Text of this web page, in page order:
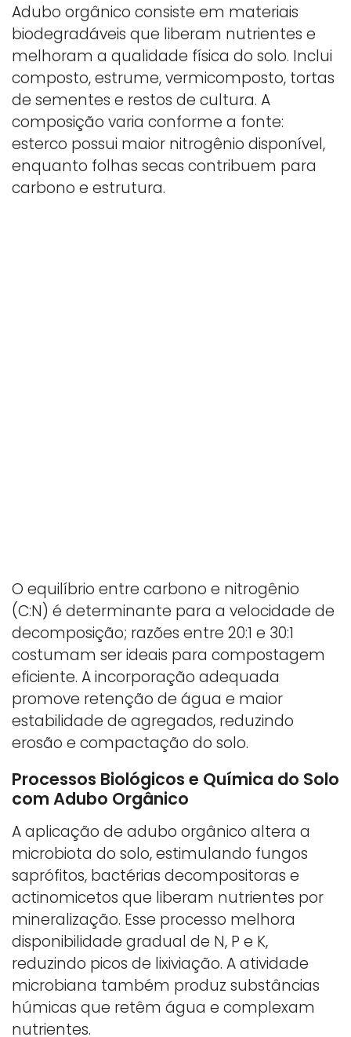
Adubo orgânico consiste em materiais
biodegradáveis que liberam nutrientes e
melhoram a qualidade física do solo. Inclui
composto, estrume, vermicomposto, tortas
de sementes e restos de cultura. A
composição varia conforme a fonte:
esterco possui maior nitrogênio disponível,
enquanto folhas secas contribuem para
carbono e estrutura.
O equilíbrio entre carbono e nitrogênio
(C:N) é determinante para a velocidade de
decomposição; razões entre 20:1 e 30:1
costumam ser ideais para compostagem
eficiente. A incorporação adequada
promove retenção de água e maior
estabilidade de agregados, reduzindo
erosão e compactação do solo.
Processos Biológicos e Química do Solo
com Adubo Orgânico
A aplicação de adubo orgânico altera a
microbiota do solo, estimulando fungos
saprófitos, bactérias decompositoras e
actinomicetos que liberam nutrientes por
mineralização. Esse processo melhora
disponibilidade gradual de N, P e K,
reduzindo picos de lixiviação. A atividade
microbiana também produz substâncias
húmicas que retêm água e complexam
nutrientes.